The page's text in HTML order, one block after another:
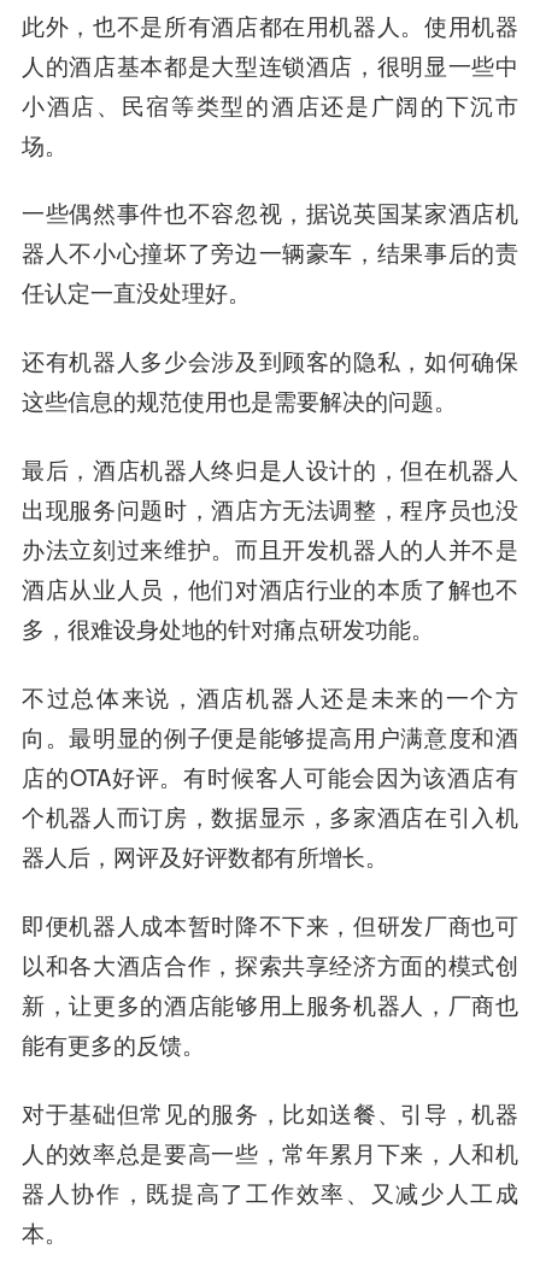
此外，也不是所有酒店都在用机器人。使用机器
人的酒店基本都是大型连锁酒店，很明显一些中
小酒店、民宿等类型的酒店还是广阔的下沉市
场。
一些偶然事件也不容忽视，据说英国某家酒店机
器人不小心撞坏了旁边一辆豪车，结果事后的责
任认定一直没处理好。
还有机器人多少会涉及到顾客的隐私，如何确保
这些信息的规范使用也是需要解决的问题。
最后，酒店机器人终归是人设计的，但在机器人
出现服务问题时，酒店方无法调整，程序员也没
办法立刻过来维护。而且开发机器人的人并不是
酒店从业人员，他们对酒店行业的本质了解也不
多，很难设身处地的针对痛点研发功能。
不过总体来说，酒店机器人还是未来的一个方
向。最明显的例子便是能够提高用户满意度和酒
店的OTA好评。有时候客人可能会因为该酒店有
个机器人而订房，数据显示，多家酒店在引入机
器人后，网评及好评数都有所增长。
即便机器人成本暂时降不下来，但研发厂商也可
以和各大酒店合作，探索共享经济方面的模式创
新，让更多的酒店能够用上服务机器人，厂商也
能有更多的反馈。
对于基础但常见的服务，比如送餐、引导，机器
人的效率总是要高一些，常年累月下来，人和机
器人协作，既提高了工作效率、又减少人工成
本。